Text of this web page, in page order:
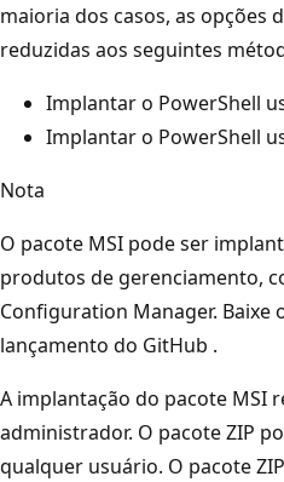
maioria dos casos, as opções
reduzidas aos seguintes
Implantar o PowerShell
Implantar o PowerShell
Nota
O pacote MSI pode ser
produtos de gerenciamento,
Configuration Manager. Baixe
lançamento do GitHub .
A implantação do pacote MSI
administrador. O pacote ZIP
qualquer usuário. O pacote